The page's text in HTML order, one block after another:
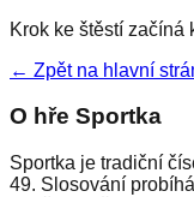
Krok ke štěstí začíná
← Zpět na hlavní
O hře Sportka
Sportka je tradiční
49. Slosování